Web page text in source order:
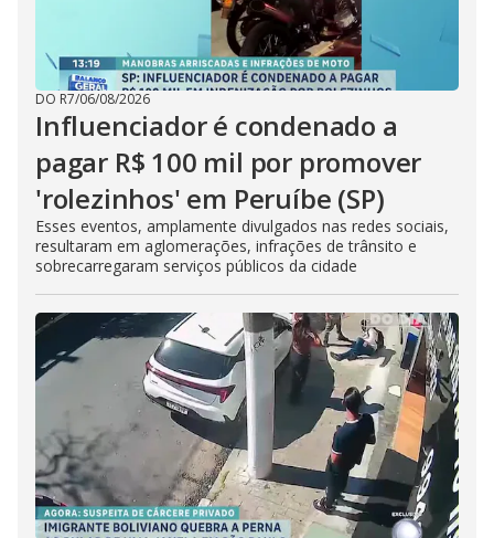
DO R7/06/08/2026
Influenciador é condenado a
pagar R$ 100 mil por promover
'rolezinhos' em Peruíbe (SP)
Esses eventos, amplamente divulgados nas redes sociais,
resultaram em aglomerações, infrações de trânsito e
sobrecarregaram serviços públicos da cidade